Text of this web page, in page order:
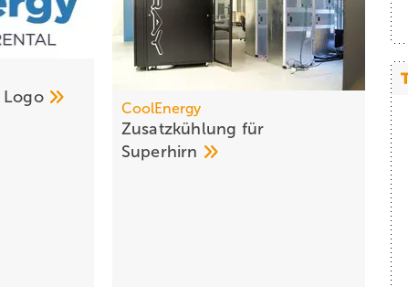
Logo
CoolEnergy
Zusatzkühlung für
Superhirn